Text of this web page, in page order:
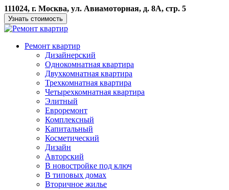
111024, г. Москва, ул. Авиамоторная, д. 8А, стр. 5
Узнать стоимость
Ремонт квартир
Дизайнерский
Однокомнатная квартира
Двухкомнатная квартира
Трехкомнатная квартира
Четырехкомнатная квартира
Элитный
Евроремонт
Комплексный
Капитальный
Косметический
Дизайн
Авторский
В новостройке под ключ
В типовых домах
Вторичное жилье